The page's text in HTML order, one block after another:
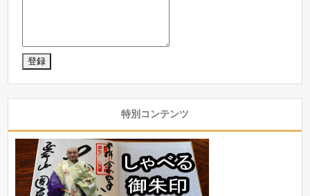
特別コンテンツ